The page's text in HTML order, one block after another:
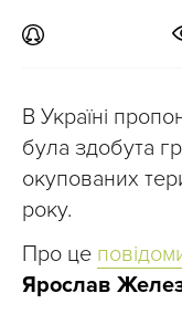
В Україні
була здобута
окупованих
року.
Про це
Ярослав